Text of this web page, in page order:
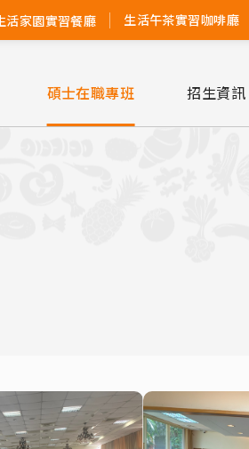
活家園實習餐廳 生活午茶實習咖啡廳
碩士在職專班 招生資訊